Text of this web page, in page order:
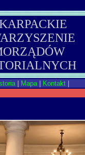
| Mapa| Kontakt